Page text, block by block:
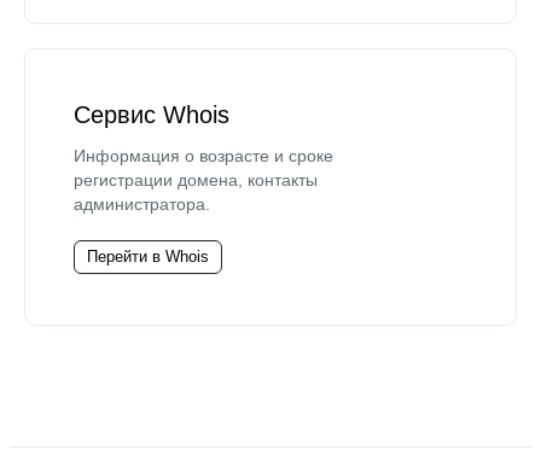
Сервис Whois
Информация о возрасте и сроке
регистрации домена, контакты
администратора.
Перейти в Whois